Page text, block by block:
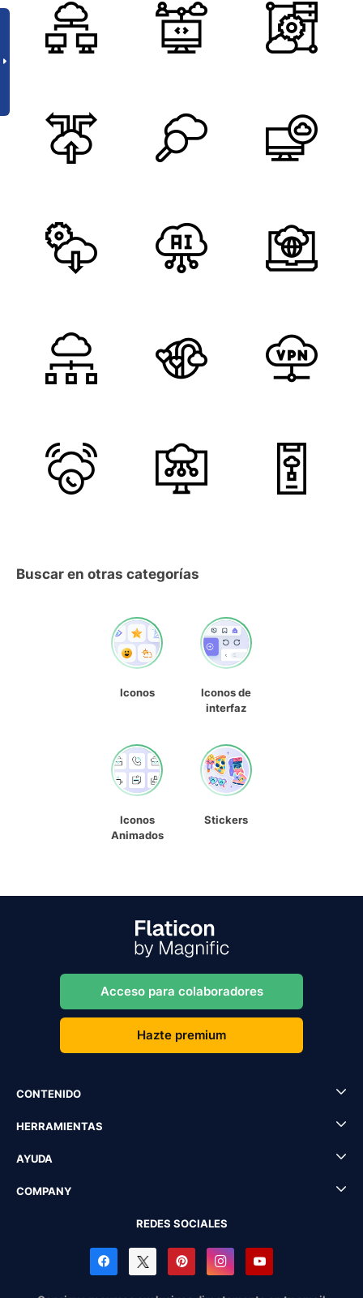
Buscar en otras categorías
Iconos
Iconos de
interfaz
Iconos
Animados
Stickers
Acceso para colaboradores
Hazte premium
CONTENIDO
HERRAMIENTAS
AYUDA
COMPANY
REDES SOCIALES